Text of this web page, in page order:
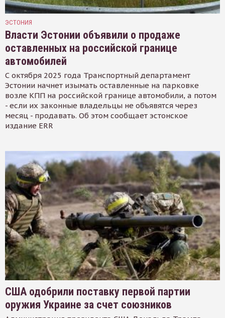
ЭСТОНИЯ
Власти Эстонии объявили о продаже
оставленных на российской границе
автомобилей
С октября 2025 года Транспортный департамент
Эстонии начнет изымать оставленные на парковке
возле КПП на российской границе автомобили, а потом
- если их законные владельцы не объявятся через
месяц - продавать. Об этом сообщает эстонское
издание ERR
США одобрили поставку первой партии
оружия Украине за счет союзников